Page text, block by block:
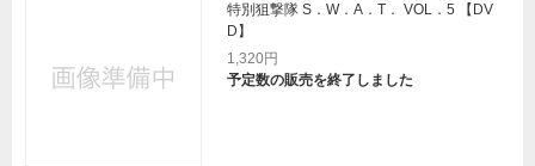
特別狙撃隊 S．W．A．T． VOL．5 【DV
D】
1,320円
予定数の販売を終了しました